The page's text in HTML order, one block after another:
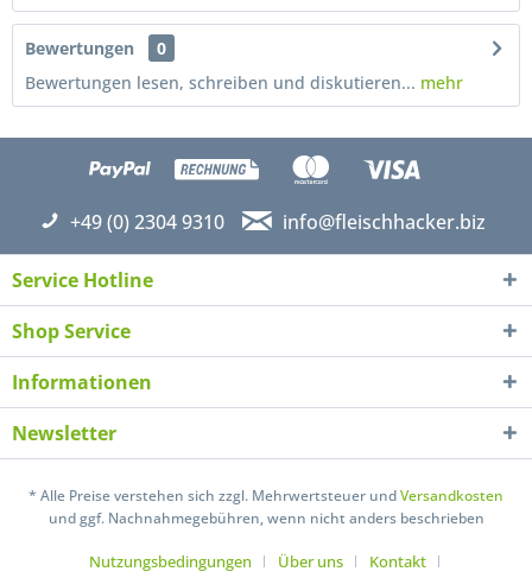
Ich habe die
Mit * gekennzeichnete Felder sind Pflichtfelder.
Bewertungen
0
Bewertungen lesen, schreiben und diskutieren... mehr
+49 (0) 2304 9310 info@fleischhacker.biz
Service Hotline
Shop Service
Informationen
Newsletter
* Alle Preise verstehen sich zzgl. Mehrwertsteuer undVersandkosten
und ggf. Nachnahmegebühren, wenn nicht anders beschrieben
Nutzungsbedingungen Über uns Kontakt